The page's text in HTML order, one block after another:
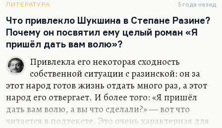
ему это было нужно? Ну, зачем-то это ему было
нужно. Ему всероссийской и, более того,
всемирной славы уже не хватало; ему по разным
причинам хотелось быть голосом народа. И
поэтому начал он с блатных, таких довольно
маргинальных, почти зэческих песен, а перешёл в
конце концов к этой…
ЛИТЕРАТУРА 3 года назад
Что привлекло Шукшина в Степане Разине?
Почему он посвятил ему целый роман «Я
пришёл дать вам волю»?
Привлекла его некоторая сходность
собственной ситуации с разинской: он за
этот народ готов жизнь отдать много раз, а этот
народ его отвергает. И более того: «Я пришёл
дать вам волю, а вы что сделали?» — вот что
читается в подтексте. Это очень характерная для